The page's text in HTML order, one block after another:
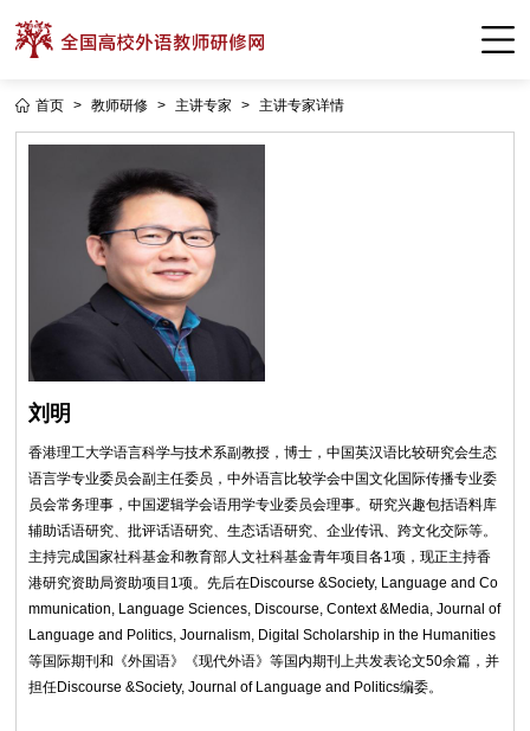
首页 > 教师研修 > 主讲专家 > 主讲专家详情
刘明
香港理工大学语言科学与技术系副教授，博士，中国英汉语比较研究会生态
语言学专业委员会副主任委员，中外语言比较学会中国文化国际传播专业委
员会常务理事，中国逻辑学会语用学专业委员会理事。研究兴趣包括语料库
辅助话语研究、批评话语研究、生态话语研究、企业传讯、跨文化交际等。
主持完成国家社科基金和教育部人文社科基金青年项目各1项，现正主持香
港研究资助局资助项目1项。先后在Discourse &Society, Language and Co
mmunication, Language Sciences, Discourse, Context &Media, Journal of
Language and Politics, Journalism, Digital Scholarship in the Humanities
等国际期刊和《外国语》《现代外语》等国内期刊上共发表论文50余篇，并
担任Discourse &Society, Journal of Language and Politics编委。